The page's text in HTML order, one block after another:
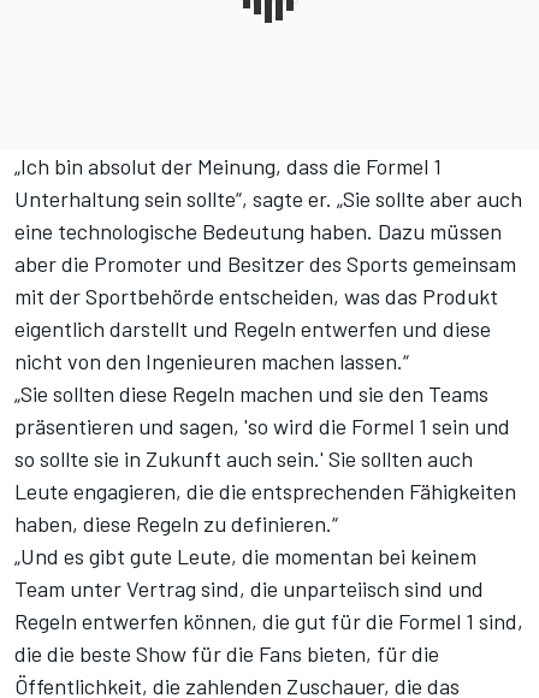
„Ich bin absolut der Meinung, dass die Formel 1
Unterhaltung sein sollte“, sagte er. „Sie sollte aber auch
eine technologische Bedeutung haben. Dazu müssen
aber die Promoter und Besitzer des Sports gemeinsam
mit der Sportbehörde entscheiden, was das Produkt
eigentlich darstellt und Regeln entwerfen und diese
nicht von den Ingenieuren machen lassen.“
„Sie sollten diese Regeln machen und sie den Teams
präsentieren und sagen, 'so wird die Formel 1 sein und
so sollte sie in Zukunft auch sein.' Sie sollten auch
Leute engagieren, die die entsprechenden Fähigkeiten
haben, diese Regeln zu definieren.“
„Und es gibt gute Leute, die momentan bei keinem
Team unter Vertrag sind, die unparteiisch sind und
Regeln entwerfen können, die gut für die Formel 1 sind,
die die beste Show für die Fans bieten, für die
Öffentlichkeit, die zahlenden Zuschauer, die das